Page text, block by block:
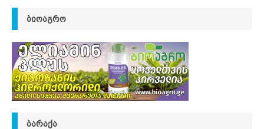
ᲑᲘᲝᲐᲒᲠᲝ
ᲑᲐᲠᲐᲥᲐ